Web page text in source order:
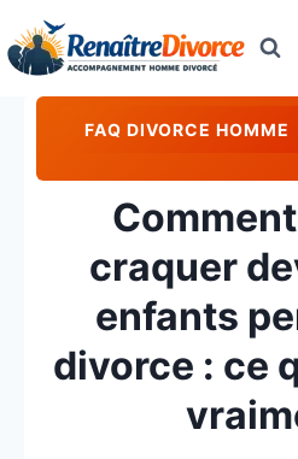
Aller
au
FAQ DIVORCE HOMME
craquer
enfants
divorce : ce